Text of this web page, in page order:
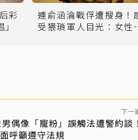
連俞涵淪戰俘遭搜身！
受猥瑣軍人目光：女性
下一
偶像「寵粉」誤觸法遭警約談
呼籲遵守法規